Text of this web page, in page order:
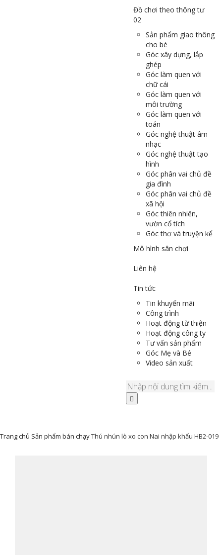
Đồ chơi theo thông tư
02
Sản phẩm giao thông
cho bé
Góc xây dựng, lắp
ghép
Góc làm quen với
chữ cái
Góc làm quen với
môi trường
Góc làm quen với
toán
Góc nghệ thuật âm
nhạc
Góc nghệ thuật tạo
hình
Góc phân vai chủ đề
gia đình
Góc phân vai chủ đề
xã hội
Góc thiên nhiên,
vườn cổ tích
Góc thơ và truyện kể
Mô hình sân chơi
Liên hệ
Tin tức
Tin khuyến mãi
Công trình
Hoạt động từ thiện
Hoạt động công ty
Tư vấn sản phẩm
Góc Mẹ và Bé
Video sản xuất
Trang chủ Sản phẩm bán chạyThú nhún lò xo con Nai nhập khẩu HB2-019